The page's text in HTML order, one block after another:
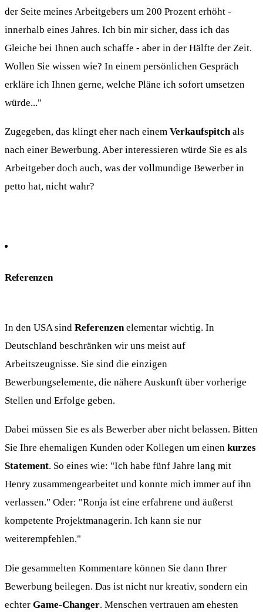
der Seite meines Arbeitgebers um 200 Prozent erhöht -
innerhalb eines Jahres. Ich bin mir sicher, dass ich das
Gleiche bei Ihnen auch schaffe - aber in der Hälfte der Zeit.
Wollen Sie wissen wie? In einem persönlichen Gespräch
erkläre ich Ihnen gerne, welche Pläne ich sofort umsetzen
würde..."
Zugegeben, das klingt eher nach einem Verkaufspitchals
nach einer Bewerbung. Aber interessieren würde Sie es als
Arbeitgeber doch auch, was der vollmundige Bewerber in
petto hat, nicht wahr?
Referenzen
In den USA sind Referenzenelementar wichtig. In
Deutschland beschränken wir uns meist auf
Arbeitszeugnisse. Sie sind die einzigen
Bewerbungselemente, die nähere Auskunft über vorherige
Stellen und Erfolge geben.
Dabei müssen Sie es als Bewerber aber nicht belassen. Bitten
Sie Ihre ehemaligen Kunden oder Kollegen um einen kurzes
Statement. So eines wie: "Ich habe fünf Jahre lang mit
Henry zusammengearbeitet und konnte mich immer auf ihn
verlassen." Oder: "Ronja ist eine erfahrene und äußerst
kompetente Projektmanagerin. Ich kann sie nur
weiterempfehlen."
Die gesammelten Kommentare können Sie dann Ihrer
Bewerbung beilegen. Das ist nicht nur kreativ, sondern ein
echter Game-Changer. Menschen vertrauen am ehesten